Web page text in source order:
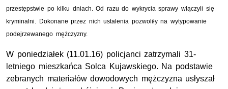
przestępstwie po kilku dniach. Od razu do wykrycia sprawy włączyli się
kryminalni. Dokonane przez nich ustalenia pozwoliły na wytypowanie
podejrzewanego mężczyzny.
W poniedziałek (11.01.16) policjanci zatrzymali 31-
letniego mieszkańca Solca Kujawskiego. Na podstawie
zebranych materiałów dowodowych mężczyzna usłyszał